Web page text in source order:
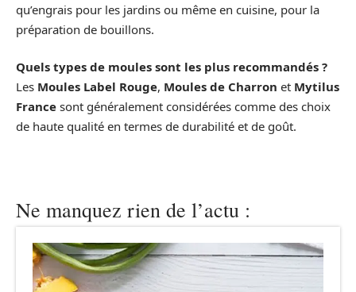
qu’engrais pour les jardins ou même en cuisine, pour la
préparation de bouillons.
Quels types de moules sont les plus recommandés ?
Les Moules Label Rouge, Moules de Charron et Mytilus
France sont généralement considérées comme des choix
de haute qualité en termes de durabilité et de goût.
Ne manquez rien de l’actu :